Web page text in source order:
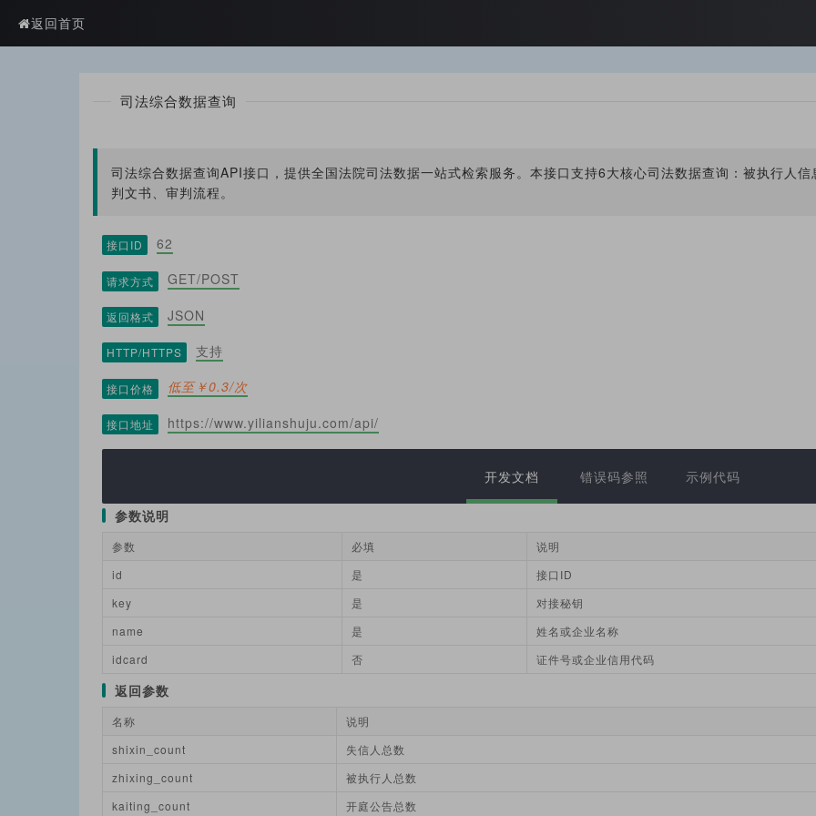
返回首页
司法综合数据查询
司法综合数据查询API接口，提供全国法院司法数据一站式检索服务。本接口支持6大核心司法数据查询：被执行人
判文书、审判流程。
接口ID 62
请求方式 GET/POST
返回格式 JSON
HTTP/HTTPS 支持
接口价格 低至￥0.3/次
接口地址 https://www.yilianshuju.com/api/
开发文档 错误码参照 示例代码
参数说明
参数 必填
说明
id
是
接口ID
key
是
对接秘钥
name
是
姓名或企业名称
idcard
否 证件号或企业信用代码
返回参数
名称
说明
shixin_count
失信人总数
zhixing_count
被执行人总数
kaiting_count
开庭公告总数